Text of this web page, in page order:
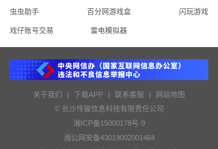
虫虫助手 百分网游戏盒 闪玩游戏
戏仔账号交易 雷电模拟器
关于我们 | 下载APP | 联系客服 |
网站地图
© 长沙传骏信息科技有限责任公司
湘ICP备15000178号-9
湘公网安备43019002001484